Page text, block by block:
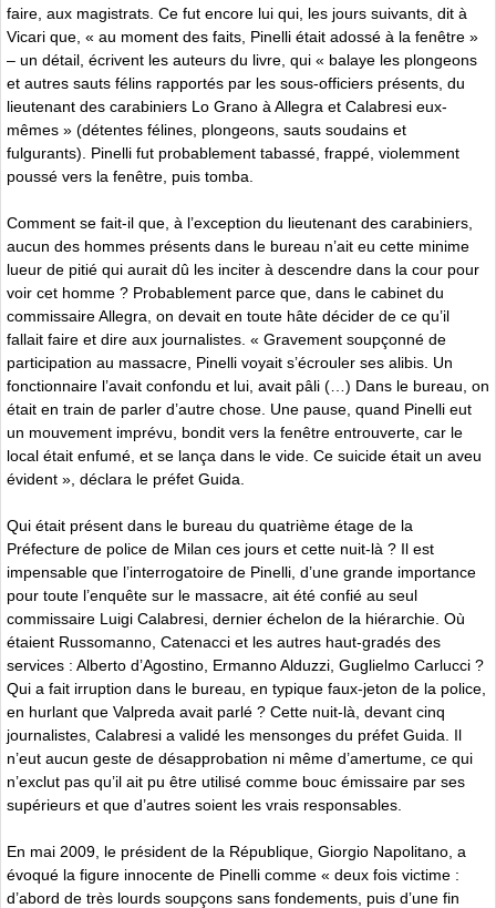
faire, aux magistrats. Ce fut encore lui qui, les jours suivants, dit à
Vicari que, « au moment des faits, Pinelli était adossé à la fenêtre »
– un détail, écrivent les auteurs du livre, qui « balaye les plongeons
et autres sauts félins rapportés par les sous-officiers présents, du
lieutenant des carabiniers Lo Grano à Allegra et Calabresi eux-
mêmes » (détentes félines, plongeons, sauts soudains et
fulgurants). Pinelli fut probablement tabassé, frappé, violemment
poussé vers la fenêtre, puis tomba.
Comment se fait-il que, à l’exception du lieutenant des carabiniers,
aucun des hommes présents dans le bureau n’ait eu cette minime
lueur de pitié qui aurait dû les inciter à descendre dans la cour pour
voir cet homme ? Probablement parce que, dans le cabinet du
commissaire Allegra, on devait en toute hâte décider de ce qu’il
fallait faire et dire aux journalistes. « Gravement soupçonné de
participation au massacre, Pinelli voyait s’écrouler ses alibis. Un
fonctionnaire l’avait confondu et lui, avait pâli (…) Dans le bureau, on
était en train de parler d’autre chose. Une pause, quand Pinelli eut
un mouvement imprévu, bondit vers la fenêtre entrouverte, car le
local était enfumé, et se lança dans le vide. Ce suicide était un aveu
évident », déclara le préfet Guida.
Qui était présent dans le bureau du quatrième étage de la
Préfecture de police de Milan ces jours et cette nuit-là ? Il est
impensable que l’interrogatoire de Pinelli, d’une grande importance
pour toute l’enquête sur le massacre, ait été confié au seul
commissaire Luigi Calabresi, dernier échelon de la hiérarchie. Où
étaient Russomanno, Catenacci et les autres haut-gradés des
services : Alberto d’Agostino, Ermanno Alduzzi, Guglielmo Carlucci ?
Qui a fait irruption dans le bureau, en typique faux-jeton de la police,
en hurlant que Valpreda avait parlé ? Cette nuit-là, devant cinq
journalistes, Calabresi a validé les mensonges du préfet Guida. Il
n’eut aucun geste de désapprobation ni même d’amertume, ce qui
n’exclut pas qu’il ait pu être utilisé comme bouc émissaire par ses
supérieurs et que d’autres soient les vrais responsables.
En mai 2009, le président de la République, Giorgio Napolitano, a
évoqué la figure innocente de Pinelli comme « deux fois victime :
d’abord de très lourds soupçons sans fondements, puis d’une fin